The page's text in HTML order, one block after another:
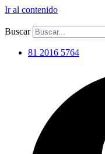
Ir al contenido
Buscar
81 2016 5764